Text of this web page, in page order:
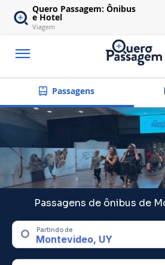
Quero Passagem: Ônibus
e Hotel
Viagem
Passagens
Passagens de ônibus de
Partindo de